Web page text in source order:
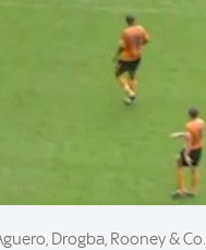
Drogba, Rooney & Co.